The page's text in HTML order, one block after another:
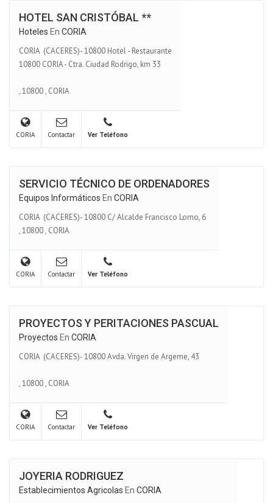
HOTEL SAN CRISTÓBAL **
Hoteles En CORIA
CORIA (CACERES)- 10800 Hotel - Restaurante
10800 CORIA - Ctra. Ciudad Rodrigo, km 33
,10800, CORIA
CORIA Contactar Ver Teléfono
SERVICIO TÉCNICO DE ORDENADORES
Equipos Informáticos En CORIA
CORIA (CACERES)- 10800 C/ Alcalde Francisco Lomo, 6
,10800, CORIA
CORIA Contactar Ver Teléfono
PROYECTOS Y PERITACIONES PASCUAL
Proyectos En CORIA
CORIA (CACERES)- 10800 Avda. Virgen de Argeme, 43
,10800, CORIA
CORIA Contactar Ver Teléfono
JOYERIA RODRIGUEZ
Establecimientos Agricolas En CORIA